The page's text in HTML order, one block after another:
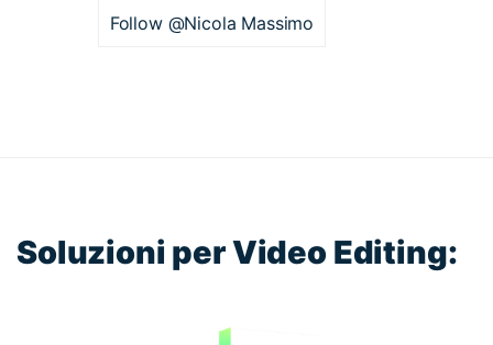
Follow @Nicola Massimo
Soluzioni per Video Editing: